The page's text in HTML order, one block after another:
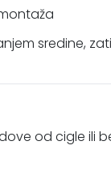
sredine,
od cigle ili